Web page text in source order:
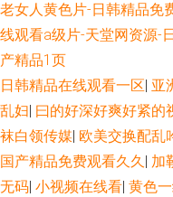
老女人黄色片-日韩精品免
线观看a级片-天堂网资源-
产精品1页
日韩精品在线观看一区| 亚
乱妇| 曰的好深好爽好紧的
袜白领传媒| 欧美交换配乱
国产精品免费观看久久| 加
无码| 小视频在线看| 黄色